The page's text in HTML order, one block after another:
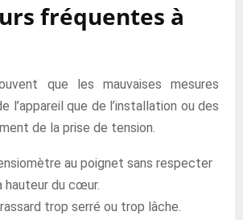
fréquentes à
que les mauvaises mesures
l’appareil que de l’installation ou des
de la prise de tension.
au poignet sans respecter
hauteur du cœur.
trop serré ou trop lâche.